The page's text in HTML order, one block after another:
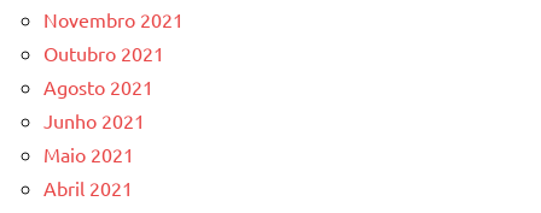
Novembro 2021
Outubro 2021
Agosto 2021
Junho 2021
Maio 2021
Abril 2021